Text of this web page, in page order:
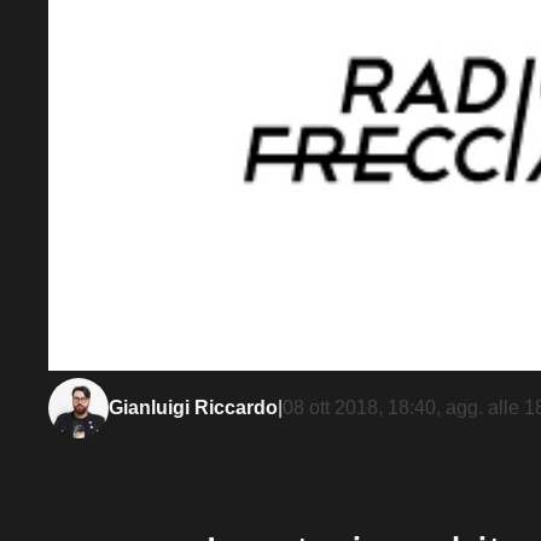
Gianluigi Riccardo 08 ott 2018, 18:40, agg. alle